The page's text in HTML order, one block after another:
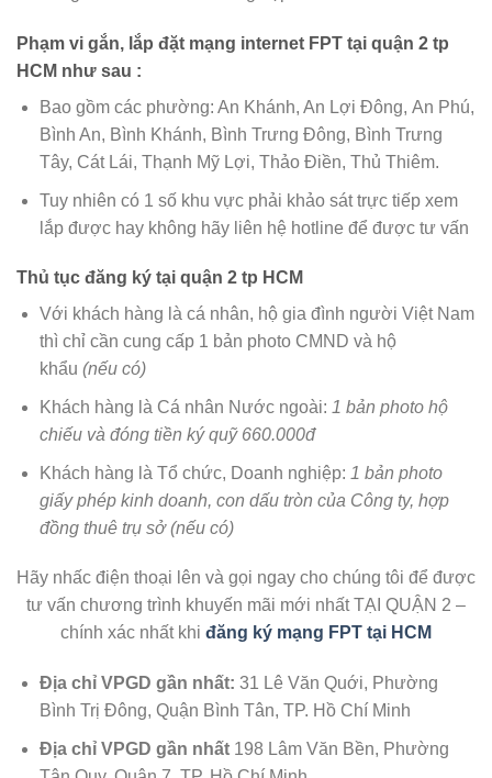
Phạm vi gắn, lắp đặt mạng internet FPT tại quận 2 tp
HCM như sau :
Bao gồm các phường: An Khánh, An Lợi Đông, An Phú,
Bình An, Bình Khánh, Bình Trưng Đông, Bình Trưng
Tây, Cát Lái, Thạnh Mỹ Lợi, Thảo Điền, Thủ Thiêm.
Tuy nhiên có 1 số khu vực phải khảo sát trực tiếp xem
lắp được hay không hãy liên hệ hotline để được tư vấn
Thủ tục đăng ký tại quận 2 tp HCM
Với khách hàng là cá nhân, hộ gia đình người Việt Nam
thì chỉ cần cung cấp 1 bản photo CMND và hộ
khẩu (nếu có)
Khách hàng là Cá nhân Nước ngoài: 1 bản photo hộ
chiếu và đóng tiền ký quỹ 660.000đ
Khách hàng là Tổ chức, Doanh nghiệp: 1 bản photo
giấy phép kinh doanh, con dấu tròn của Công ty, hợp
đồng thuê trụ sở (nếu có)
Hãy nhấc điện thoại lên và gọi ngay cho chúng tôi để được
tư vấn chương trình khuyến mãi mới nhất TẠI QUẬN 2 –
chính xác nhất khi đăng ký mạng FPT tại HCM
Địa chỉ VPGD gần nhất: 31 Lê Văn Quới, Phường
Bình Trị Đông, Quận Bình Tân, TP. Hồ Chí Minh
Địa chỉ VPGD gần nhất 198 Lâm Văn Bền, Phường